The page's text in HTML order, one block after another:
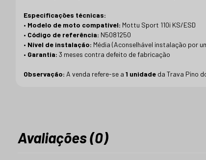
Especificações técnicas:
• Modelo de moto compatível: Mottu Sport 110i KS/ESD
• Código de referência: N5081250
• Nível de instalação: Média (Aconselhável instalação por
• Garantia: 3 meses contra defeito de fabricação
Observação: A venda refere-se a 1 unidade da Trava Pino
Avaliações (0)